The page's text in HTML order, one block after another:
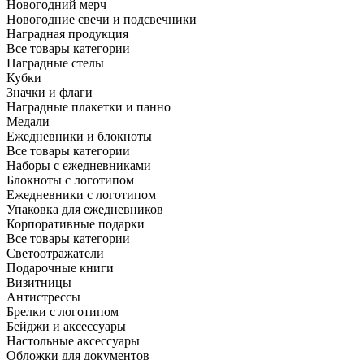
Новогодний мерч
Новогодние свечи и подсвечники
Наградная продукция
Все товары категории
Наградные стелы
Кубки
Значки и флаги
Наградные плакетки и панно
Медали
Ежедневники и блокноты
Все товары категории
Наборы с ежедневниками
Блокноты с логотипом
Ежедневники с логотипом
Упаковка для ежедневников
Корпоративные подарки
Все товары категории
Светоотражатели
Подарочные книги
Визитницы
Антистрессы
Брелки с логотипом
Бейджи и аксессуары
Настольные аксессуары
Обложки для документов